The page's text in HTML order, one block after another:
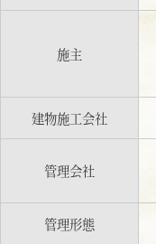
施主
建物施工会社
管理会社
管理形態